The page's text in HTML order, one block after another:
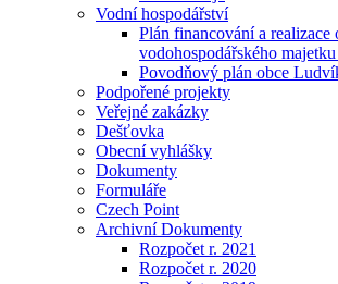
Vodní hospodářství
Plán financování a realizace
vodohospodářského
Povodňový plán obce
Podpořené projekty
Veřejné zakázky
Dešťovka
Obecní vyhlášky
Dokumenty
Formuláře
Czech Point
Archivní Dokumenty
Rozpočet r. 2021
Rozpočet r. 2020